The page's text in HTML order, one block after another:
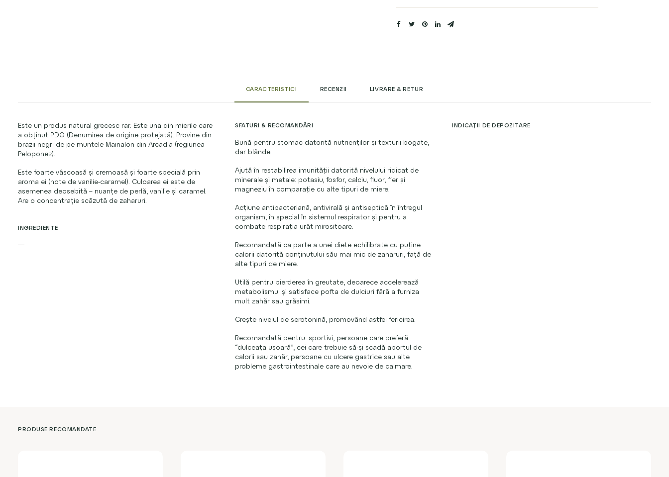
CARACTERISTICI RECENZII LIVRARE & RETUR
Este un produs natural grecesc rar. Este una din mierile care
a obținut PDO (Denumirea de origine protejată). Provine din
brazii negri de pe muntele Mainalon din Arcadia (regiunea
Peloponez).
Este foarte vâscoasă și cremoasă și foarte specială prin
aroma ei (note de vanilie-caramel). Culoarea ei este de
asemenea deosebită – nuanțe de perlă, vanilie și caramel.
Are o concentrație scăzută de zaharuri.
INGREDIENTE
—
SFATURI & RECOMANDĂRI
Bună pentru stomac datorită nutrienților și texturii bogate,
dar blânde.
Ajută în restabilirea imunității datorită nivelului ridicat de
minerale și metale: potasiu, fosfor, calciu, fluor, fier și
magneziu în comparație cu alte tipuri de miere.
Acțiune antibacteriană, antivirală și antiseptică în întregul
organism, în special în sistemul respirator și pentru a
combate respirația urât mirositoare.
Recomandată ca parte a unei diete echilibrate cu puține
calorii datorită conținutului său mai mic de zaharuri, față de
alte tipuri de miere.
Utilă pentru pierderea în greutate, deoarece accelerează
metabolismul și satisface pofta de dulciuri fără a furniza
mult zahăr sau grăsimi.
Crește nivelul de serotonină, promovând astfel fericirea.
Recomandată pentru: sportivi, persoane care preferă
“dulceața ușoară”, cei care trebuie să-și scadă aportul de
calorii sau zahăr, persoane cu ulcere gastrice sau alte
probleme gastrointestinale care au nevoie de calmare.
INDICAȚII DE DEPOZITARE
—
PRODUSE RECOMANDATE